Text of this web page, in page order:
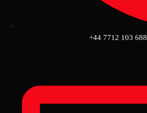
+44 7712 103 688